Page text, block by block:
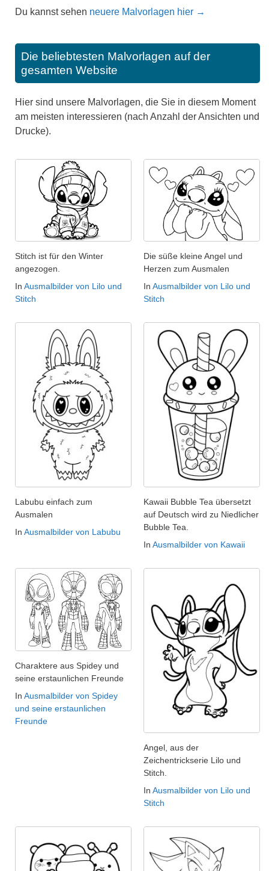
Du kannst sehen neuere Malvorlagen hier →
Die beliebtesten Malvorlagen auf der
gesamten Website
Hier sind unsere Malvorlagen, die Sie in diesem Moment
am meisten interessieren (nach Anzahl der Ansichten und
Drucke).
Stitch ist für den Winter
angezogen.
In Ausmalbilder von Lilo und
Stitch
Die süße kleine Angel und
Herzen zum Ausmalen
In Ausmalbilder von Lilo und
Stitch
Labubu einfach zum
Ausmalen
In Ausmalbilder von Labubu
Kawaii Bubble Tea übersetzt
auf Deutsch wird zu Niedlicher
Bubble Tea.
In Ausmalbilder von Kawaii
Charaktere aus Spidey und
seine erstaunlichen Freunde
In Ausmalbilder von Spidey
und seine erstaunlichen
Freunde
Angel, aus der
Zeichentrickserie Lilo und
Stitch.
In Ausmalbilder von Lilo und
Stitch